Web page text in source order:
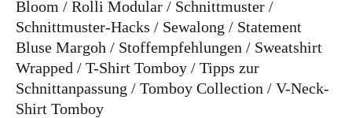
Bloom Rolli Modular
Schnittmuster
Schnittmuster-Hacks
Sewalong
Statement
Bluse Margoh
Stoffempfehlungen
Sweatshirt
Wrapped
T-Shirt Tomboy
Tipps zur
Schnittanpassung
Tomboy Collection
V-Neck-
Shirt Tomboy